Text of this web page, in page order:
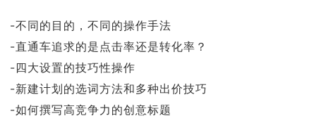
-不同的目的，不同的操作手法
-直通车追求的是点击率还是转化率？
-四大设置的技巧性操作
-新建计划的选词方法和多种出价技巧
-如何撰写高竞争力的创意标题